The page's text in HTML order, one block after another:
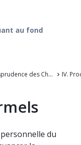
au fond
La Jurisprudence des Chambres de recours de l'Office européen des brevets
du